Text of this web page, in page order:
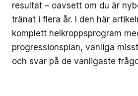
resultat – oavsett om du är
tränat i flera år. I den här
komplett helkroppsprogram
progressionsplan, vanliga
och svar på de vanligaste